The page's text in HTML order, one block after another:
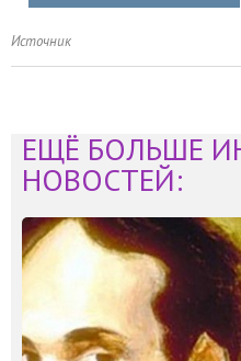
Источник
ЕЩЁ БОЛЬШЕ
НОВОСТЕЙ: